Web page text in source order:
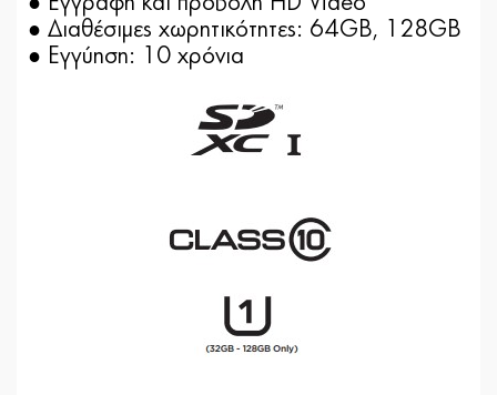
● Διαθέσιμες χωρητικότητες: 64GB, 128GB
● Εγγύηση: 10 χρόνια